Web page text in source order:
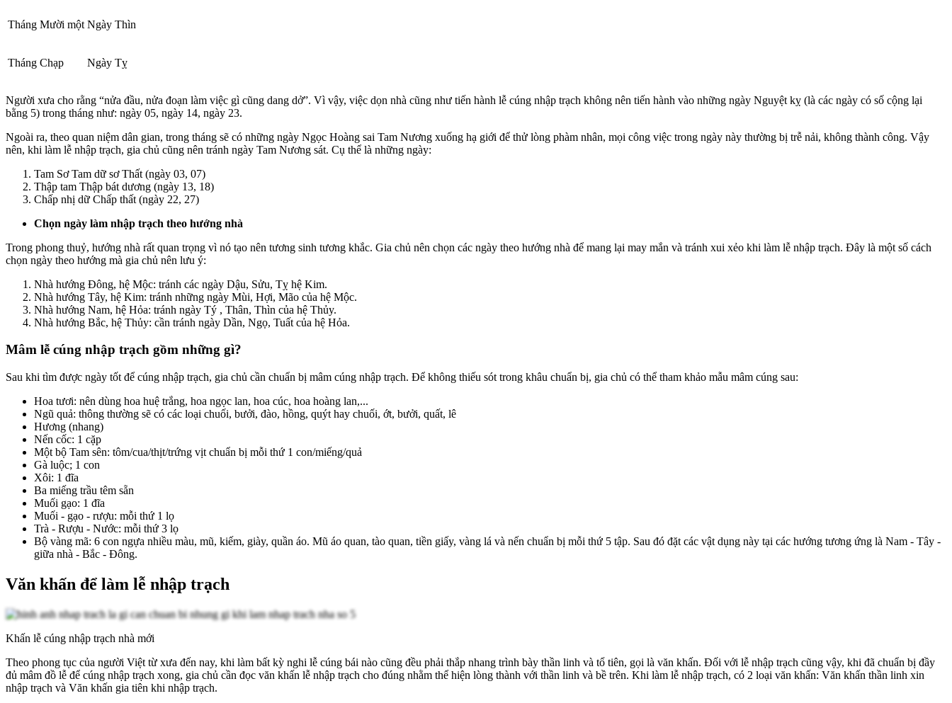
Tháng Mười một Ngày Thìn
Tháng Chạp Ngày Tỵ
Người xưa cho rằng “nửa đầu, nửa đoạn làm việc gì cũng dang dở”. Vì vậy, việc dọn nhà cũng như tiến hành lễ cúng nhập trạch không nên tiến hành vào những ngày Nguyệt kỵ (là các ngày có số cộng lại
bằng 5) trong tháng như: ngày 05, ngày 14, ngày 23.
Ngoài ra, theo quan niệm dân gian, trong tháng sẽ có những ngày Ngọc Hoàng sai Tam Nương xuống hạ giới để thử lòng phàm nhân, mọi công việc trong ngày này thường bị trễ nải, không thành công. Vậy
nên, khi làm lễ nhập trạch, gia chủ cũng nên tránh ngày Tam Nương sát. Cụ thể là những ngày:
Tam Sơ Tam dữ sơ Thất (ngày 03, 07)
Thập tam Thập bát dương (ngày 13, 18)
Chấp nhị dữ Chấp thất (ngày 22, 27)
Chọn ngày làm nhập trạch theo hướng nhà
Trong phong thuỷ, hướng nhà rất quan trọng vì nó tạo nên tương sinh tương khắc. Gia chủ nên chọn các ngày theo hướng nhà để mang lại may mắn và tránh xui xẻo khi làm lễ nhập trạch. Đây là một số cách
chọn ngày theo hướng mà gia chủ nên lưu ý:
Nhà hướng Đông, hệ Mộc: tránh các ngày Dậu, Sửu, Tỵ hệ Kim.
Nhà hướng Tây, hệ Kim: tránh những ngày Mùi, Hợi, Mão của hệ Mộc.
Nhà hướng Nam, hệ Hỏa: tránh ngày Tý , Thân, Thìn của hệ Thủy.
Nhà hướng Bắc, hệ Thủy: cần tránh ngày Dần, Ngọ, Tuất của hệ Hỏa.
Mâm lễ cúng nhập trạch gồm những gì?
Sau khi tìm được ngày tốt để cúng nhập trạch, gia chủ cần chuẩn bị mâm cúng nhập trạch. Để không thiếu sót trong khâu chuẩn bị, gia chủ có thể tham khảo mẫu mâm cúng sau:
Hoa tươi: nên dùng hoa huệ trắng, hoa ngọc lan, hoa cúc, hoa hoàng lan,...
Ngũ quả: thông thường sẽ có các loại chuối, bưởi, đào, hồng, quýt hay chuối, ớt, bưởi, quất, lê
Hương (nhang)
Nến cốc: 1 cặp
Một bộ Tam sên: tôm/cua/thịt/trứng vịt chuẩn bị mỗi thứ 1 con/miếng/quả
Gà luộc; 1 con
Xôi: 1 đĩa
Ba miếng trầu têm sẵn
Muối gạo: 1 đĩa
Muối - gạo - rượu: mỗi thứ 1 lọ
Trà - Rượu - Nước: mỗi thứ 3 lọ
Bộ vàng mã: 6 con ngựa nhiều màu, mũ, kiếm, giày, quần áo. Mũ áo quan, tào quan, tiền giấy, vàng lá và nến chuẩn bị mỗi thứ 5 tập. Sau đó đặt các vật dụng này tại các hướng tương ứng là Nam - Tây -
giữa nhà - Bắc - Đông.
Văn khấn để làm lễ nhập trạch
Khấn lễ cúng nhập trạch nhà mới
Theo phong tục của người Việt từ xưa đến nay, khi làm bất kỳ nghi lễ cúng bái nào cũng đều phải thắp nhang trình bày thần linh và tổ tiên, gọi là văn khấn. Đối với lễ nhập trạch cũng vậy, khi đã chuẩn bị đầy
đủ mâm đồ lễ để cúng nhập trạch xong, gia chủ cần đọc văn khấn lễ nhập trạch cho đúng nhằm thể hiện lòng thành với thần linh và bề trên. Khi làm lễ nhập trạch, có 2 loại văn khấn: Văn khấn thần linh xin
nhập trạch và Văn khấn gia tiên khi nhập trạch.